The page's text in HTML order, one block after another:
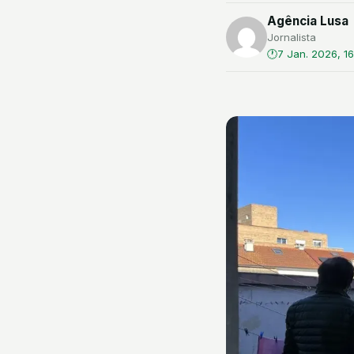
Agência Lusa
Jornalista
7 Jan. 2026,